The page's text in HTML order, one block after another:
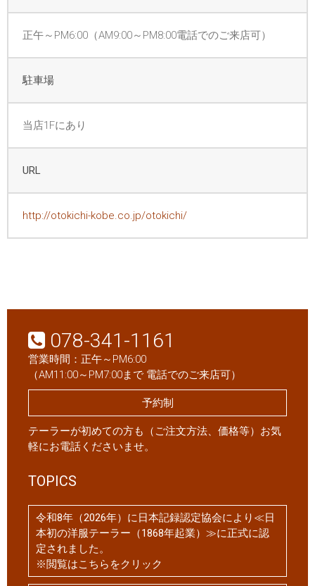
正午～PM6:00（AM9:00～PM8:00電話でのご来店可）
駐車場
当店1Fにあり
URL
http://otokichi-kobe.co.jp/otokichi/
078-341-1161
営業時間：正午～PM6:00
（AM11:00～PM7:00まで 電話でのご来店可）
予約制
テーラーが初めての方も（ご注文方法、価格等）お気
軽にお電話くださいませ。
TOPICS
令和8年（2026年）に日本記録認定協会により≪日
本初の洋服テーラー（1868年起業）≫に正式に認
定されました。
※閲覧はこちらをクリック